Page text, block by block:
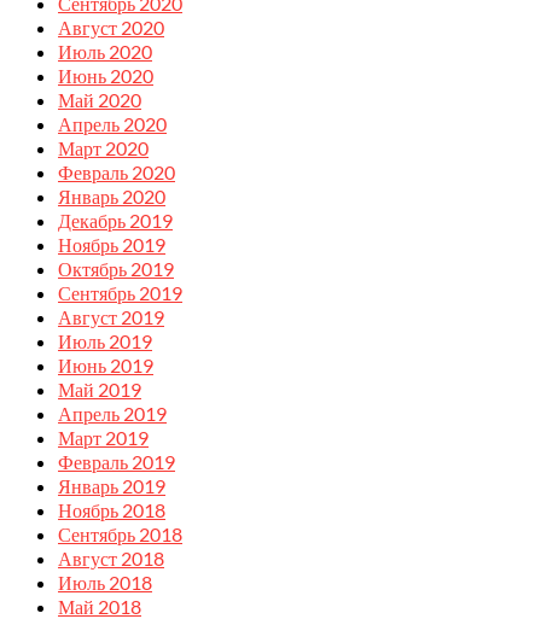
Август 2020
Июль 2020
Июнь 2020
Май 2020
Апрель 2020
Март 2020
Февраль 2020
Январь 2020
Декабрь 2019
Ноябрь 2019
Октябрь 2019
Сентябрь 2019
Август 2019
Июль 2019
Июнь 2019
Май 2019
Апрель 2019
Март 2019
Февраль 2019
Январь 2019
Ноябрь 2018
Сентябрь 2018
Август 2018
Июль 2018
Май 2018